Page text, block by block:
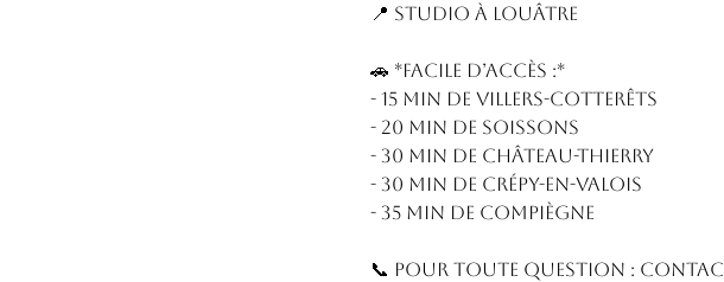
📍 Studio à Louâtre
🚗 *Facile d’accès :*
- 15 min de Villers-Cotterêts
- 20 min de Soissons
- 30 min de Château-Thierry
- 30 min de Crépy-en-Valois
- 35 min de Compiègne
📞 Pour toute question :